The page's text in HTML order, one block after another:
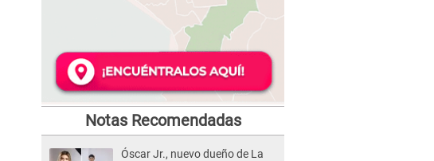
Notas Recomendadas
Óscar Jr., nuevo dueño de La